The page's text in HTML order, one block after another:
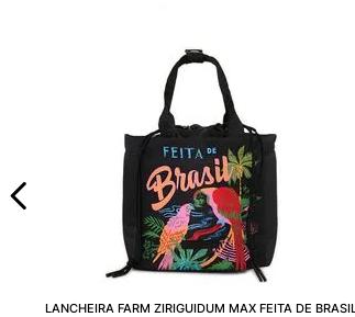
LANCHEIRA FARM ZIRIGUIDUM MAX FEITA DE BRASIL